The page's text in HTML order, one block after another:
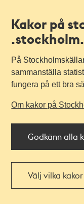
Kakor på
På
sammanställa
fungera på ett bra
Om kakor på
Godkänn alla
Välj vilka